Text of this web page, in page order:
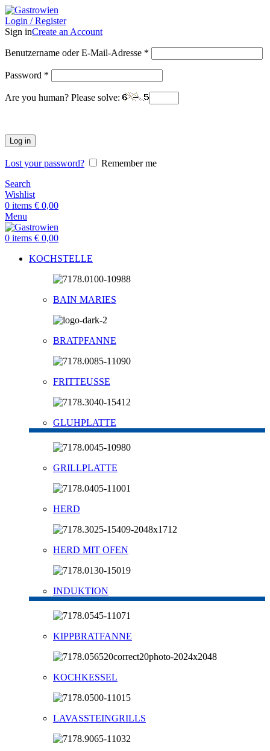
Login / Register
Sign inCreate an Account
Benutzername oder E-Mail-Adresse *
Password *
Are you human? Please solve:
Log in
Lost your password?
Remember me
Search
Wishlist
0 items € 0,00
Menu
0 items € 0,00
KOCHSTELLE
BAIN MARIES
BRATPFANNE
FRITTEUSSE
GLUHPLATTE
GRILLPLATTE
HERD
HERD MIT OFEN
INDUKTION
KIPPBRATFANNE
KOCHKESSEL
LAVASSTEINGRILLS